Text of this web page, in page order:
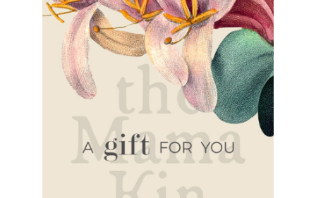
15 000 Ft 100 000Ft